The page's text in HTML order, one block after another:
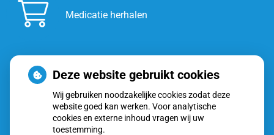
Medicatie herhalen
Inschrijven
Deze website gebruikt cookies
Wij gebruiken noodzakelijke cookies zodat deze
website goed kan werken. Voor analytische
cookies en externe inhoud vragen wij uw
toestemming.